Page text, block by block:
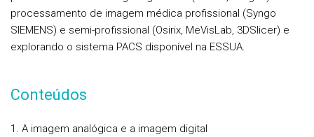
processamento de imagem médica profissional (Syngo
SIEMENS) e semi-profissional (Osirix, MeVisLab, 3DSlicer) e
explorando o sistema PACS disponível na ESSUA.
Conteúdos
1. A imagem analógica e a imagem digital